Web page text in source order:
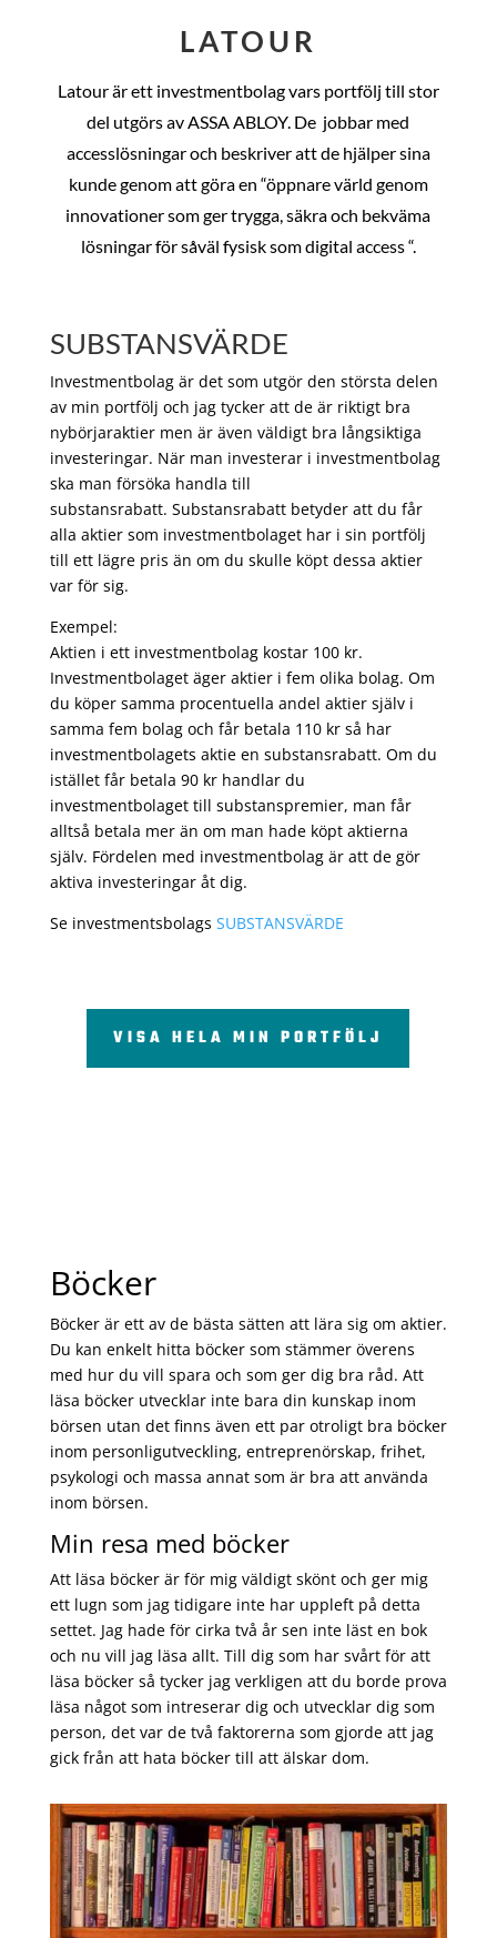
LATOUR
Latour är ett investmentbolag vars portfölj till stor
del utgörs av ASSA ABLOY. De jobbar med
accesslösningar och beskriver att de hjälper sina
kunde genom att göra en “öppnare värld genom
innovationer som ger trygga, säkra och bekväma
lösningar för såväl fysisk som digital access “.
SUBSTANSVÄRDE
Investmentbolag är det som utgör den största delen
av min portfölj och jag tycker att de är riktigt bra
nybörjaraktier men är även väldigt bra långsiktiga
investeringar. När man investerar i investmentbolag
ska man försöka handla till
substansrabatt. Substansrabatt betyder att du får
alla aktier som investmentbolaget har i sin portfölj
till ett lägre pris än om du skulle köpt dessa aktier
var för sig.
Exempel:
Aktien i ett investmentbolag kostar 100 kr.
Investmentbolaget äger aktier i fem olika bolag. Om
du köper samma procentuella andel aktier själv i
samma fem bolag och får betala 110 kr så har
investmentbolagets aktie en substansrabatt. Om du
istället får betala 90 kr handlar du
investmentbolaget till substanspremier, man får
alltså betala mer än om man hade köpt aktierna
själv. Fördelen med investmentbolag är att de gör
aktiva investeringar åt dig.
Se investmentsbolags SUBSTANSVÄRDE
VISA HELA MIN PORTFÖLJ
Böcker
Böcker är ett av de bästa sätten att lära sig om aktier.
Du kan enkelt hitta böcker som stämmer överens
med hur du vill spara och som ger dig bra råd. Att
läsa böcker utvecklar inte bara din kunskap inom
börsen utan det finns även ett par otroligt bra böcker
inom personligutveckling, entreprenörskap, frihet,
psykologi och massa annat som är bra att använda
inom börsen.
Min resa med böcker
Att läsa böcker är för mig väldigt skönt och ger mig
ett lugn som jag tidigare inte har uppleft på detta
settet. Jag hade för cirka två år sen inte läst en bok
och nu vill jag läsa allt. Till dig som har svårt för att
läsa böcker så tycker jag verkligen att du borde prova
läsa något som intreserar dig och utvecklar dig som
person, det var de två faktorerna som gjorde att jag
gick från att hata böcker till att älskar dom.